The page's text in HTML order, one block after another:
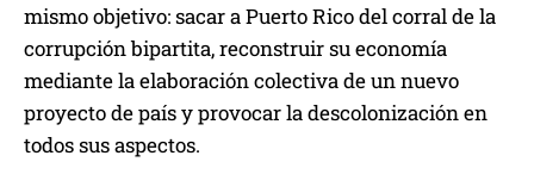
mismo objetivo: sacar a Puerto Rico del corral de la
corrupción bipartita, reconstruir su economía
mediante la elaboración colectiva de un nuevo
proyecto de país y provocar la descolonización en
todos sus aspectos.